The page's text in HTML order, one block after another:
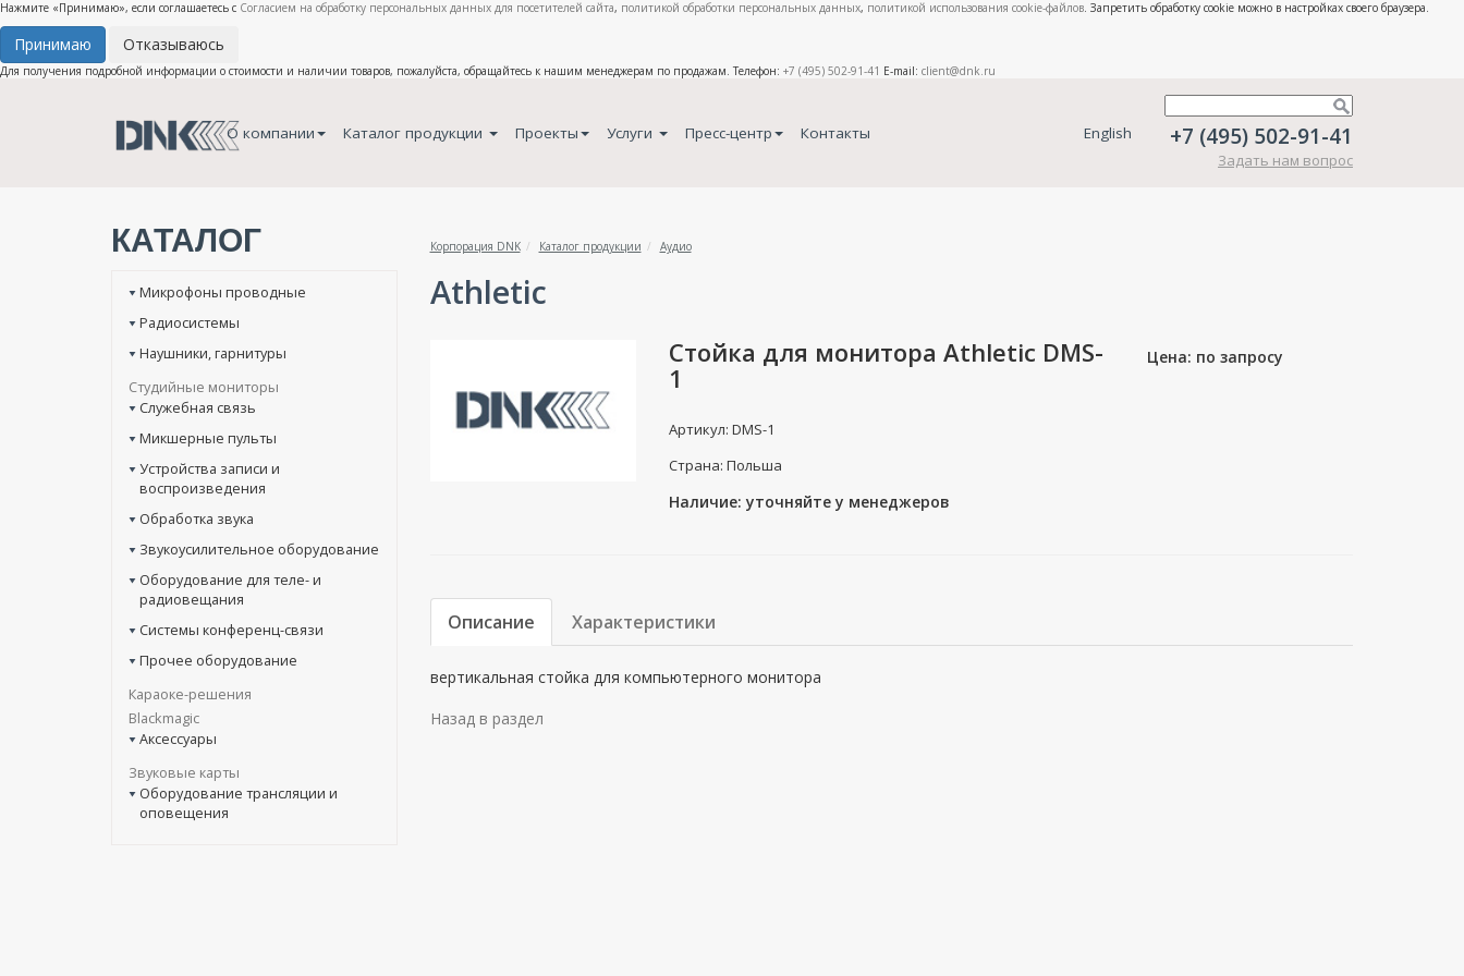
Нажмите «Принимаю», если соглашаетесь с Согласием на обработку персональных данных для посетителей сайта, политикой обработки персональных данных, политикой использования cookie-файлов. Запретить обработку cookie можно в настройках своего браузера.
Принимаю Отказываюсь
Для получения подробной информации о стоимости и наличии товаров, пожалуйста, обращайтесь к нашим менеджерам по продажам. Телефон: +7 (495) 502-91-41 E-mail: client@dnk.ru
О компании Каталог продукции Проекты Услуги Пресс-центр Контакты English +7 (495) 502-91-41
Задать нам вопрос
КАТАЛОГ Корпорация DNK Каталог продукции Аудио
Микрофоны проводные
Радиосистемы
Наушники, гарнитуры
Студийные мониторы
Служебная связь
Микшерные пульты
Устройства записи и
воспроизведения
Обработка звука
Звукоусилительное оборудование
Оборудование для теле- и
радиовещания
Системы конференц-связи
Прочее оборудование
Караоке-решения
Blackmagic
Аксессуары
Звуковые карты
Оборудование трансляции и
оповещения
Athletic
Стойка для монитора Athletic DMS-
1
Артикул: DMS-1
Страна: Польша
Наличие: уточняйте у менеджеров
Цена: по запросу
Описание Характеристики
вертикальная стойка для компьютерного монитора
Назад в раздел